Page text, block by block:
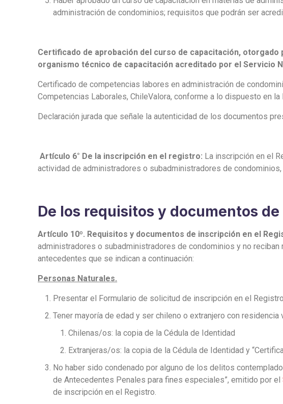
administración de condominios; requisitos que podrán ser
Certificado de aprobación del curso de capacitación,
organismo técnico de capacitación acreditado por el Servicio
Certificado de competencias labores en administración de
Competencias Laborales, ChileValora, conforme a lo dispuesto en la
Declaración jurada que señale la autenticidad de los documentos
Artículo 6° De la inscripción en el registro: La inscripción en el
actividad de administradores o subadministradores de
De los requisitos y documentos
Artículo 10º. Requisitos y documentos de inscripción en el
administradores o subadministradores de condominios y no
antecedentes que se indican a continuación:
Personas Naturales.
Presentar el Formulario de solicitud de inscripción en el
Tener mayoría de edad y ser chileno o extranjero con
Chilenas/os: la copia de la Cédula de Identidad
Extranjeras/os: la copia de la Cédula de Identidad y
No haber sido condenado por alguno de los delitos
de Antecedentes Penales para fines especiales”, emitido por el
de inscripción en el Registro.